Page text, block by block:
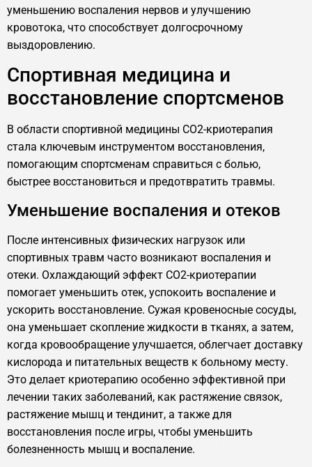
уменьшению воспаления нервов и улучшению
кровотока, что способствует долгосрочному
выздоровлению.
Спортивная медицина и
восстановление спортсменов
В области спортивной медицины CO2-криотерапия
стала ключевым инструментом восстановления,
помогающим спортсменам справиться с болью,
быстрее восстановиться и предотвратить травмы.
Уменьшение воспаления и отеков
После интенсивных физических нагрузок или
спортивных травм часто возникают воспаления и
отеки. Охлаждающий эффект CO2-криотерапии
помогает уменьшить отек, успокоить воспаление и
ускорить восстановление. Сужая кровеносные сосуды,
она уменьшает скопление жидкости в тканях, а затем,
когда кровообращение улучшается, облегчает доставку
кислорода и питательных веществ к больному месту.
Это делает криотерапию особенно эффективной при
лечении таких заболеваний, как растяжение связок,
растяжение мышц и тендинит, а также для
восстановления после игры, чтобы уменьшить
болезненность мышц и воспаление.